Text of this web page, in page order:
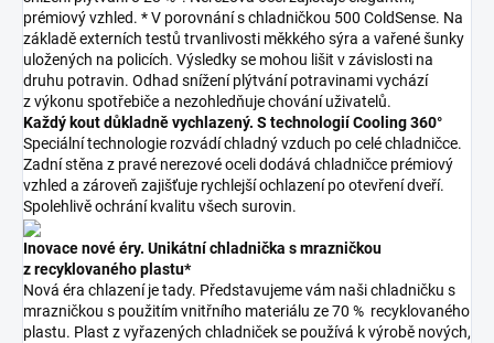
prémiový vzhled. * V porovnání s chladničkou 500 ColdSense. Na
základě externích testů trvanlivosti měkkého sýra a vařené šunky
uložených na policích. Výsledky se mohou lišit v závislosti na
druhu potravin. Odhad snížení plýtvání potravinami vychází
z výkonu spotřebiče a nezohledňuje chování uživatelů.
Každý kout důkladně vychlazený. S technologií Cooling 360°
Speciální technologie rozvádí chladný vzduch po celé chladničce.
Zadní stěna z pravé nerezové oceli dodává chladničce prémiový
vzhled a zároveň zajišťuje rychlejší ochlazení po otevření dveří.
Spolehlivě ochrání kvalitu všech surovin.
Inovace nové éry. Unikátní chladnička s mrazničkou
z recyklovaného plastu*
Nová éra chlazení je tady. Představujeme vám naši chladničku s
mrazničkou s použitím vnitřního materiálu ze 70 % recyklovaného
plastu. Plast z vyřazených chladniček se používá k výrobě nových,